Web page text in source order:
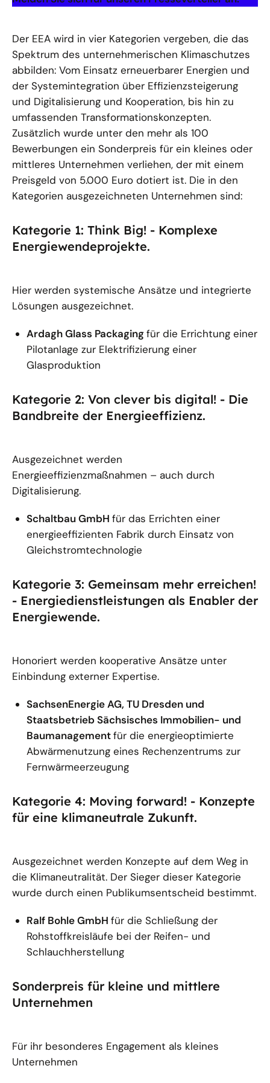
Der EEA wird in vier Kategorien vergeben, die das
Spektrum des unternehmerischen Klimaschutzes
abbilden: Vom Einsatz erneuerbarer Energien und
der Systemintegration über Effizienzsteigerung
und Digitalisierung und Kooperation, bis hin zu
umfassenden Transformationskonzepten.
Zusätzlich wurde unter den mehr als 100
Bewerbungen ein Sonderpreis für ein kleines oder
mittleres Unternehmen verliehen, der mit einem
Preisgeld von 5.000 Euro dotiert ist. Die in den
Kategorien ausgezeichneten Unternehmen sind:
Kategorie 1: Think Big! - Komplexe
Energiewendeprojekte.
Hier werden systemische Ansätze und integrierte
Lösungen ausgezeichnet.
Ardagh Glass Packagingfür die Errichtung einer
Pilotanlage zur Elektrifizierung einer
Glasproduktion
Kategorie 2: Von clever bis digital! - Die
Bandbreite der Energieeffizienz.
Ausgezeichnet werden
Energieeffizienzmaßnahmen – auch durch
Digitalisierung.
Schaltbau GmbH für das Errichten einer
energieeffizienten Fabrik durch Einsatz von
Gleichstromtechnologie
Kategorie 3: Gemeinsam mehr erreichen!
- Energiedienstleistungen als Enabler der
Energiewende.
Honoriert werden kooperative Ansätze unter
Einbindung externer Expertise.
SachsenEnergie AG, TU Dresden und
Staatsbetrieb Sächsisches Immobilien- und
Baumanagementfür die energieoptimierte
Abwärmenutzung eines Rechenzentrums zur
Fernwärmeerzeugung
Kategorie 4: Moving forward! - Konzepte
für eine klimaneutrale Zukunft.
Ausgezeichnet werden Konzepte auf dem Weg in
die Klimaneutralität. Der Sieger dieser Kategorie
wurde durch einen Publikumsentscheid bestimmt.
Ralf Bohle GmbH für die Schließung der
Rohstoffkreisläufe bei der Reifen- und
Schlauchherstellung
Sonderpreis für kleine und mittlere
Unternehmen
Für ihr besonderes Engagement als kleines
Unternehmen